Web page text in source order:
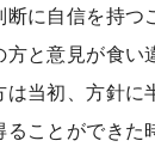
断に自信を持
方と意見が食い
は当初、方針
ることができ